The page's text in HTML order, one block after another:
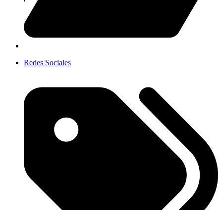
Redes Sociales